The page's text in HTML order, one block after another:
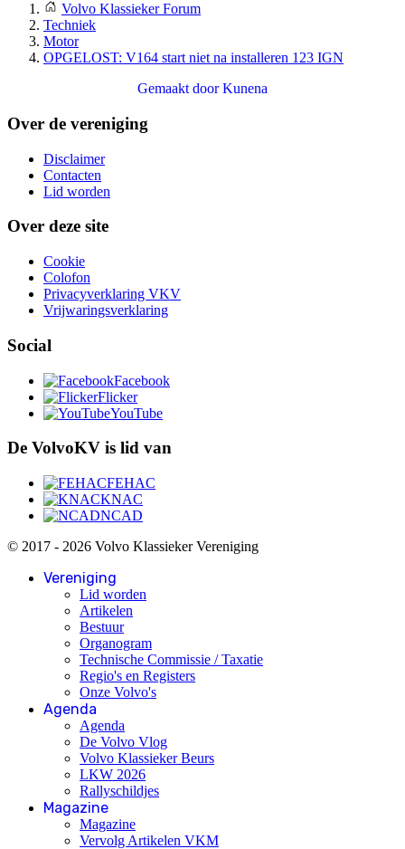
Volvo Klassieker Forum
Techniek
Motor
OPGELOST: V164 start niet na installeren 123 IGN
Gemaakt doorKunena
Over de vereniging
Disclaimer
Contacten
Lid worden
Over deze site
Cookie
Colofon
Privacyverklaring VKV
Vrijwaringsverklaring
Social
Facebook
Flicker
YouTube
De VolvoKV is lid van
FEHAC
KNAC
NCAD
© 2017 - 2026 Volvo Klassieker Vereniging
Vereniging
Lid worden
Artikelen
Bestuur
Organogram
Technische Commissie / Taxatie
Regio's en Registers
Onze Volvo's
Agenda
Agenda
De Volvo Vlog
Volvo Klassieker Beurs
LKW 2026
Rallyschildjes
Magazine
Magazine
Vervolg Artikelen VKM